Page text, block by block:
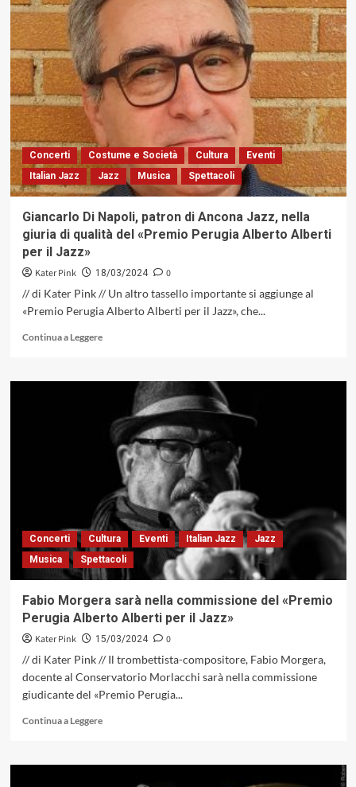
A
«City
Music
Festival
/
Springtime
giovedì
28
marzo
a
14
aprile
Concerti Costume e Società Cultura
Eventi
Italian Jazz
Jazz Musica Spettacoli
Giancarlo Di Napoli, patron di Ancona Jazz, nella
giuria di qualità del «Premio Perugia Alberto Alberti
per il Jazz»
Kater Pink 18/03/2024
0
// di Kater Pink // Un altro tassello importante si aggiunge al
«Premio Perugia Alberto Alberti per il Jazz», che...
Continua a LeggereLeggi
su
Giancarlo
Napoli,
patron
Ancona
Jazz,
nella
giuria
di
qualità
del
«Premio
Alberto
Alberti
per
Jazz»
Concerti Cultura Eventi Italian Jazz
Jazz
Musica
Spettacoli
Fabio Morgera sarà nella commissione del «Premio
Perugia Alberto Alberti per il Jazz»
Kater Pink 15/03/2024
0
// di Kater Pink // Il trombettista-compositore, Fabio Morgera,
docente al Conservatorio Morlacchi sarà nella commissione
giudicante del «Premio Perugia...
Continua a LeggereLeggi
su